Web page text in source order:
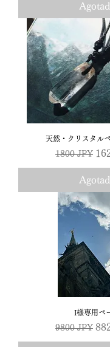
天然・クリスタル
Precio
1800 JPY
I様専用ペ
Precio
9800 JPY